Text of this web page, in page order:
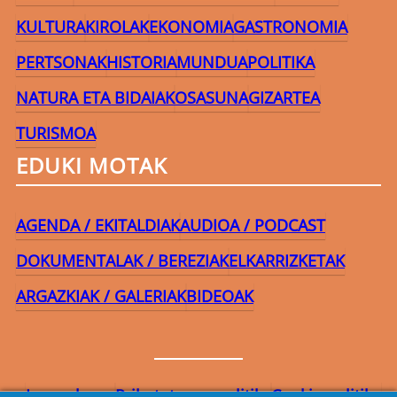
KULTURAKIROLAKEKONOMIAGASTRONOMIA
PERTSONAKHISTORIAMUNDUAPOLITIKA
NATURA ETA BIDAIAKOSASUNAGIZARTEA
TURISMOA
EDUKI MOTAK
AGENDA / EKITALDIAKAUDIOA / PODCAST
DOKUMENTALAK / BEREZIAKELKARRIZKETAK
ARGAZKIAK / GALERIAKBIDEOAK